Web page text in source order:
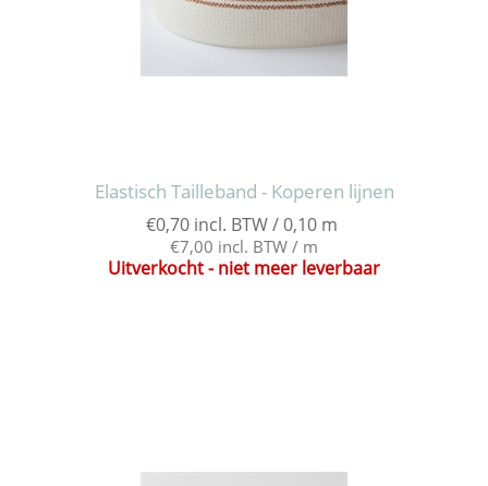
Elastisch Tailleband - Koperen lijnen
€0,70 incl. BTW / 0,10 m
€7,00 incl. BTW / m
Uitverkocht - niet meer leverbaar